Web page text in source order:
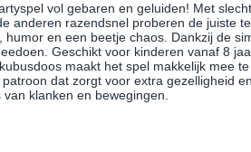
vol gebaren en geluiden! Met
anderen razendsnel proberen de juiste
en een beetje chaos. Dankzij de
Geschikt voor kinderen vanaf 8
maakt het spel makkelijk mee
dat zorgt voor extra gezelligheid
klanken en bewegingen.